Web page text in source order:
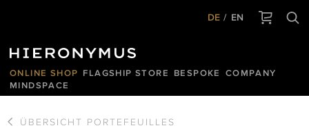
DE EN
ONLINE SHOP FLAGSHIP STORE BESPOKE
COMPANY
MINDSPACE
ÜBERSICHT PORTEFEUILLES